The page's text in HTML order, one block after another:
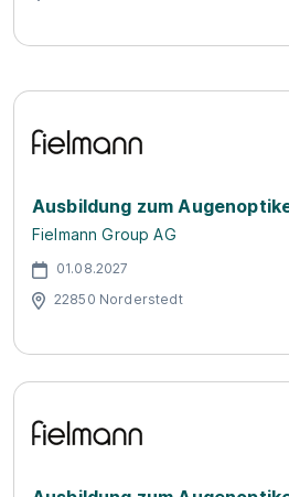
Ausbildung zum
Fielmann Group AG
01.08.2027
22850 Norderstedt